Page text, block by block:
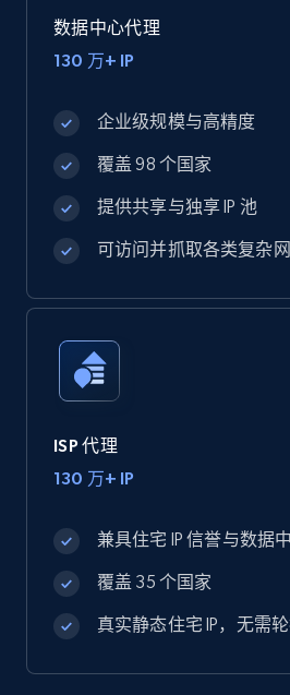
数据中心代理
130 万+ IP
企业级规模与高精度
覆盖 98 个国家
提供共享与独享 IP 池
可访问并抓取各类复杂
ISP 代理
130 万+ IP
兼具住宅 IP 信誉与数据
覆盖 35 个国家
真实静态住宅 IP，无需